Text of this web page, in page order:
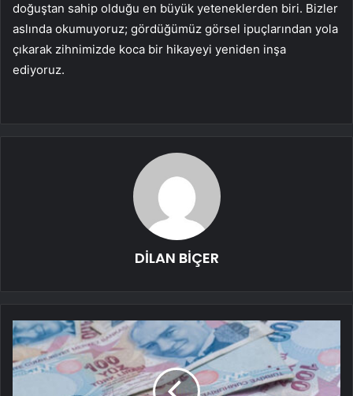
doğuştan sahip olduğu en büyük yeteneklerden biri. Bizler
aslında okumuyoruz; gördüğümüz görsel ipuçlarından yola
çıkarak zihnimizde koca bir hikayeyi yeniden inşa
ediyoruz.
DİLAN BİÇER